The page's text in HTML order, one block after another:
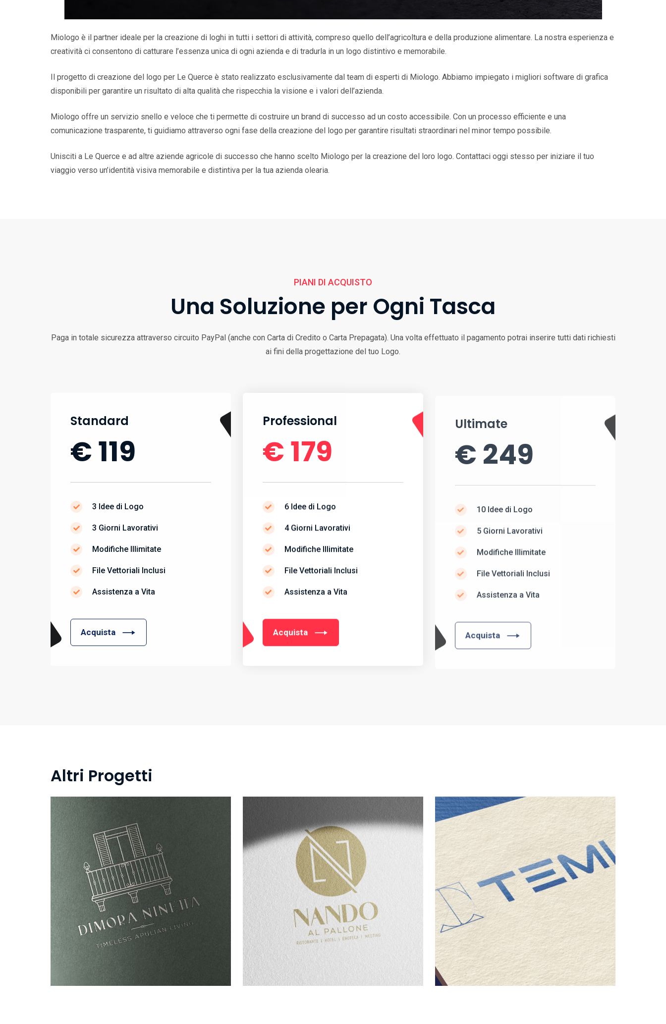
Miologo è il partner ideale per la creazione di loghi in tutti i settori di attività, compreso quello dell’agricoltura e della produzione alimentare. La nostra esperienza e
creatività ci consentono di catturare l’essenza unica di ogni azienda e di tradurla in un logo distintivo e memorabile.
Il progetto di creazione del logo per Le Querce è stato realizzato esclusivamente dal team di esperti di Miologo. Abbiamo impiegato i migliori software di grafica
disponibili per garantire un risultato di alta qualità che rispecchia la visione e i valori dell’azienda.
Miologo offre un servizio snello e veloce che ti permette di costruire un brand di successo ad un costo accessibile. Con un processo efficiente e una
comunicazione trasparente, ti guidiamo attraverso ogni fase della creazione del logo per garantire risultati straordinari nel minor tempo possibile.
Unisciti a Le Querce e ad altre aziende agricole di successo che hanno scelto Miologo per la creazione del loro logo. Contattaci oggi stesso per iniziare il tuo
viaggio verso un’identità visiva memorabile e distintiva per la tua azienda olearia.
PIANI DI ACQUISTO
Una Soluzione per Ogni Tasca
Paga in totale sicurezza attraverso circuito PayPal (anche con Carta di Credito o Carta Prepagata). Una volta effettuato il pagamento potrai inserire tutti dati richiesti
ai fini della progettazione del tuo Logo.
Standard
€ 119
3 Idee di Logo
3 Giorni Lavorativi
Modifiche Illimitate
File Vettoriali Inclusi
Assistenza a Vita
Acquista
Professional
€ 179
6 Idee di Logo
4 Giorni Lavorativi
Modifiche Illimitate
File Vettoriali Inclusi
Assistenza a Vita
Acquista
Ultimate
€ 249
10 Idee di Logo
5 Giorni Lavorativi
Modifiche Illimitate
File Vettoriali Inclusi
Assistenza a Vita
Acquista
Altri Progetti